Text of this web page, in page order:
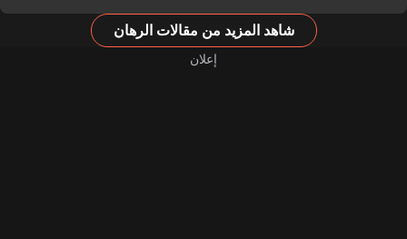
شاهد المزيد من مقالات الرهان